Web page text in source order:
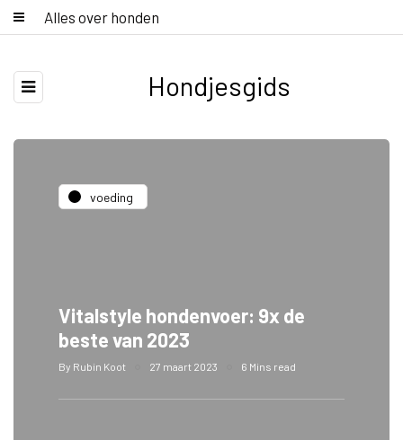
Alles over honden
Hondjesgids
voeding
Vitalstyle hondenvoer: 9x de
beste van 2023
By Rubin Koot 27 maart 2023 6 Mins read